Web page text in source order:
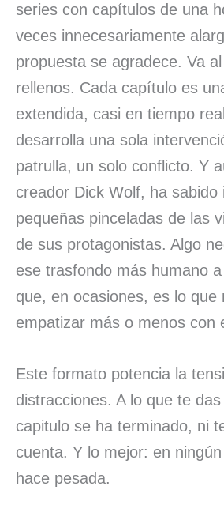
series con capítulos de una
veces innecesariamente
propuesta se agradece. Va
rellenos. Cada capítulo es
extendida, casi en tiempo
desarrolla una sola
patrulla, un solo conflicto. Y
creador Dick Wolf, ha sabido
pequeñas pinceladas de las
de sus protagonistas. Algo
ese trasfondo más humano
que, en ocasiones, es lo que
empatizar más o menos con
Este formato potencia la
distracciones. A lo que te das
capitulo se ha terminado, ni
cuenta. Y lo mejor: en
hace pesada.